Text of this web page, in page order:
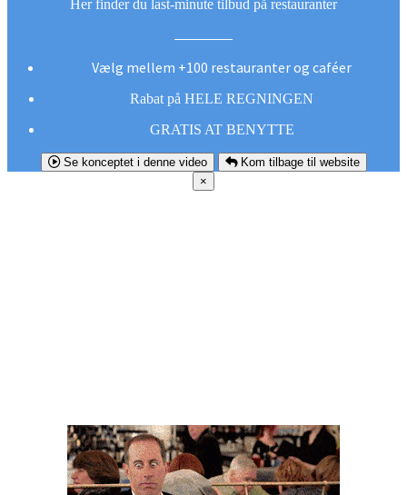
Her finder du last-minute tilbud på restauranter
Vælg mellem +100 restauranter og caféer
Rabat på HELE REGNINGEN
GRATIS AT BENYTTE
Se konceptet i denne video
Kom tilbage til website
×